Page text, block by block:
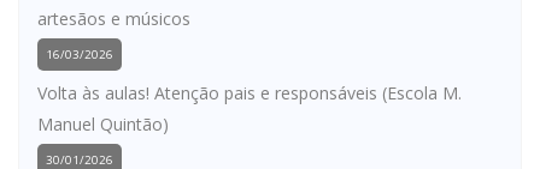
artesãos e músicos
16/03/2026
Volta às aulas! Atenção pais e responsáveis (Escola M.
Manuel Quintão)
30/01/2026